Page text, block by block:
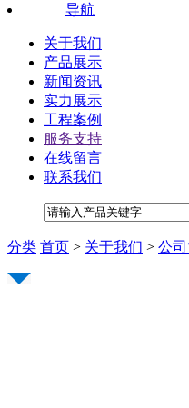
导航
关于我们
产品展示
新闻资讯
实力展示
工程案例
服务支持
在线留言
联系我们
分类 首页 > 关于我们 > 公